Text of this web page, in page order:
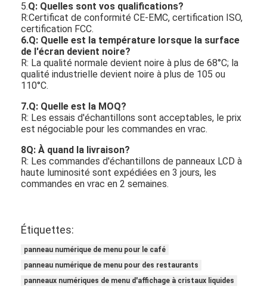
5.Q: Quelles sont vos qualifications?
R:Certificat de conformité CE-EMC, certification ISO,
certification FCC.
6.Q: Quelle est la température lorsque la surface
de l'écran devient noire?
R: La qualité normale devient noire à plus de 68°C; la
qualité industrielle devient noire à plus de 105 ou
110°C.
7.Q: Quelle est la MOQ?
R: Les essais d'échantillons sont acceptables, le prix
est négociable pour les commandes en vrac.
8Q: À quand la livraison?
R: Les commandes d'échantillons de panneaux LCD à
haute luminosité sont expédiées en 3 jours, les
commandes en vrac en 2 semaines.
Étiquettes:
panneau numérique de menu pour le café
panneau numérique de menu pour des restaurants
panneaux numériques de menu d'affichage à cristaux liquides